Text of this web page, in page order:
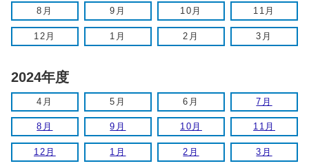
8月 9月 10月 11月
12月 1月 2月 3月
2024年度
4月 5月 6月 7月
8月 9月 10月 11月
12月 1月 2月 3月